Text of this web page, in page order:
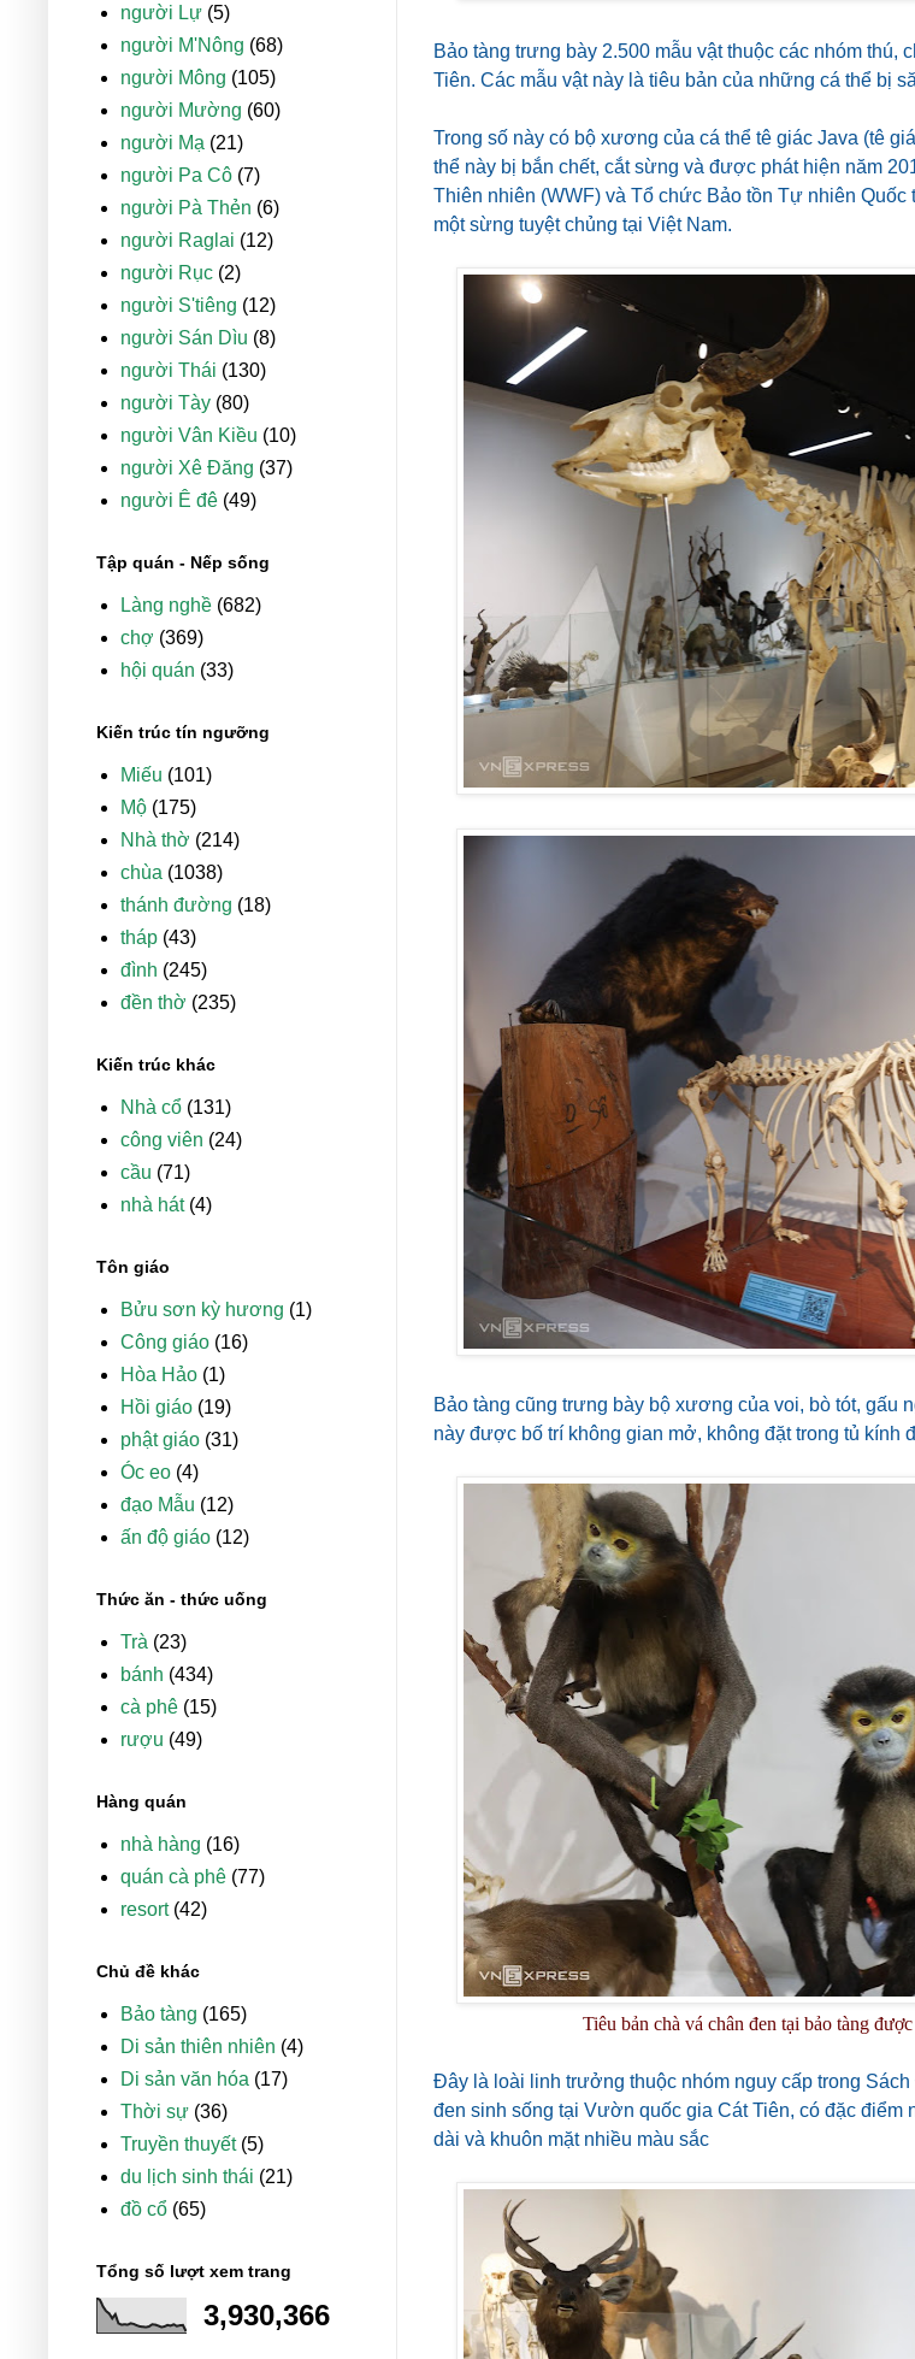
Bảo tàng trưng bày 2.500 mẫu vật thuộc các nhóm thú,
Tiên. Các mẫu vật này là tiêu bản của những cá thể bị
Trong số này có bộ xương của cá thể tê giác Java (tê
thể này bị bắn chết, cắt sừng và được phát hiện năm
Thiên nhiên (WWF) và Tổ chức Bảo tồn Tự nhiên
một sừng tuyệt chủng tại Việt Nam.
Bảo tàng cũng trưng bày bộ xương của voi, bò tót, gấu
này được bố trí không gian mở, không đặt trong tủ kính
Tiêu bản chà vá chân đen tại bảo tàng
Đây là loài linh trưởng thuộc nhóm nguy cấp trong
đen sinh sống tại Vườn quốc gia Cát Tiên, có đặc điểm
dài và khuôn mặt nhiều màu sắc
người Lự (5)
người M'Nông (68)
người Mông (105)
người Mường (60)
người Mạ (21)
người Pa Cô (7)
người Pà Thẻn (6)
người Raglai (12)
người Rục (2)
người S'tiêng (12)
người Sán Dìu (8)
người Thái (130)
người Tày (80)
người Vân Kiều (10)
người Xê Đăng (37)
người Ê đê (49)
Tập quán - Nếp sống
Làng nghề (682)
chợ (369)
hội quán (33)
Kiến trúc tín ngưỡng
Miếu (101)
Mộ (175)
Nhà thờ (214)
chùa (1038)
thánh đường (18)
tháp (43)
đình (245)
đền thờ (235)
Kiến trúc khác
Nhà cổ (131)
công viên (24)
cầu (71)
nhà hát (4)
Tôn giáo
Bửu sơn kỳ hương (1)
Công giáo (16)
Hòa Hảo (1)
Hồi giáo (19)
phật giáo (31)
Óc eo (4)
đạo Mẫu (12)
ấn độ giáo (12)
Thức ăn - thức uống
Trà (23)
bánh (434)
cà phê (15)
rượu (49)
Hàng quán
nhà hàng (16)
quán cà phê (77)
resort (42)
Chủ đề khác
Bảo tàng (165)
Di sản thiên nhiên (4)
Di sản văn hóa (17)
Thời sự (36)
Truyền thuyết (5)
du lịch sinh thái (21)
đồ cổ (65)
Tổng số lượt xem trang
3,930,366